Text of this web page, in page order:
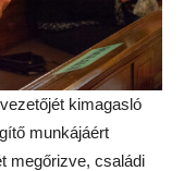
kimagasló
munkájáért
megőrizve, családi